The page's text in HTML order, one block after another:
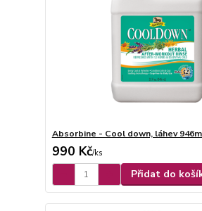
Absorbine - Cool down, láhev
990 Kč/ks
Přidat do